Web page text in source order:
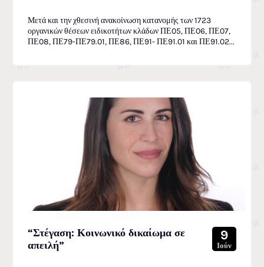
Μετά και την χθεσινή ανακοίνωση κατανομής των 1723
οργανικών θέσεων ειδικοτήτων κλάδων ΠΕ05, ΠΕ06, ΠΕ07,
ΠΕ08, ΠΕ79-ΠΕ79.01, ΠΕ86, ΠΕ91- ΠΕ91.01 και ΠΕ91.02...
“Στέγαση: Κοινωνικό δικαίωμα σε
απειλή”
9
Ιούν